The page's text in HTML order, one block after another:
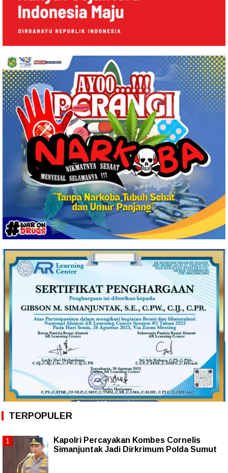
TERPOPULER
Kapolri Percayakan Kombes Cornelis
Simanjuntak Jadi Dirkrimum Polda Sumut